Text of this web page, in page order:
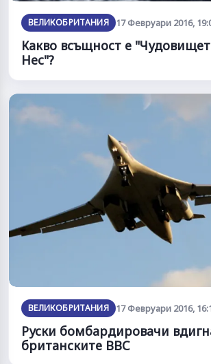
ВЕЛИКОБРИТАНИЯ 17 Февруари 2016,
Какво всъщност е
Нес"?
ВЕЛИКОБРИТАНИЯ 17 Февруари 2016,
Руски бомбардировачи
британските ВВС